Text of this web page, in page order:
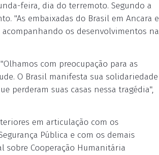
feira, dia do terremoto. Segundo a
"As embaixadas do Brasil em Ancara e
os desenvolvimentos na
com preocupação para as
O Brasil manifesta sua solidariedade
perderam suas casas nessa tragédia",
em articulação com os
Pública e com os demais
Cooperação Humanitária